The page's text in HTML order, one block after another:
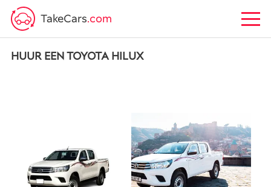
TakeCars.com
HUUR EEN TOYOTA HILUX